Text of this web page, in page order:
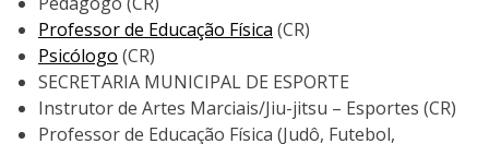
Professor de Educação Física (CR)
Psicólogo (CR)
SECRETARIA MUNICIPAL DE ESPORTE
Instrutor de Artes Marciais/Jiu-jitsu – Esportes (CR)
Professor de Educação Física (Judô, Futebol,